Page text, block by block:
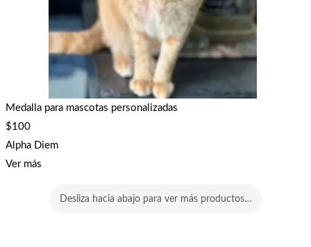
Medalla para mascotas personalizadas
$100
Alpha Diem
Ver más
Desliza hacia abajo para ver más productos…